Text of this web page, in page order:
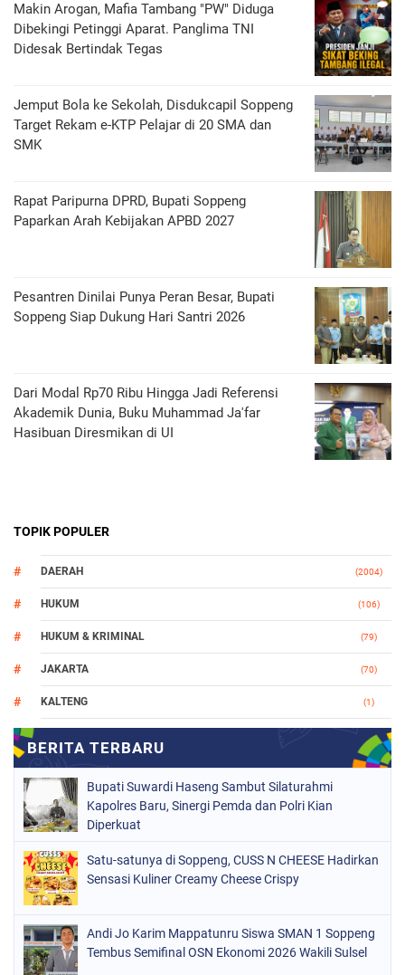
Makin Arogan, Mafia Tambang "PW" Diduga
Dibekingi Petinggi Aparat. Panglima TNI
Didesak Bertindak Tegas
Jemput Bola ke Sekolah, Disdukcapil Soppeng
Target Rekam e-KTP Pelajar di 20 SMA dan
SMK
Rapat Paripurna DPRD, Bupati Soppeng
Paparkan Arah Kebijakan APBD 2027
Pesantren Dinilai Punya Peran Besar, Bupati
Soppeng Siap Dukung Hari Santri 2026
Dari Modal Rp70 Ribu Hingga Jadi Referensi
Akademik Dunia, Buku Muhammad Ja'far
Hasibuan Diresmikan di UI
TOPIK POPULER
DAERAH (2004)
HUKUM (106)
HUKUM & KRIMINAL (79)
JAKARTA (70)
KALTENG (1)
(78)
NASIONAL (748)
ORGANISASI
PERISTIWA
POLITIK (157)
POLRI
SOPPENG (1148)
SULSEL
Bupati Suwardi Haseng Sambut Silaturahmi
Kapolres Baru, Sinergi Pemda dan Polri Kian
Diperkuat
Satu-satunya di Soppeng, CUSS N CHEESE Hadirkan
Sensasi Kuliner Creamy Cheese Crispy
Andi Jo Karim Mappatunru Siswa SMAN 1 Soppeng
Tembus Semifinal OSN Ekonomi 2026 Wakili Sulsel